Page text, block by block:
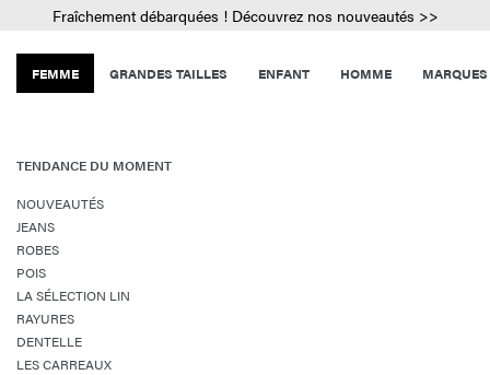
Fraîchement débarquées ! Découvrez nos nouveautés >>
FEMME GRANDES TAILLES ENFANT HOMME MARQUES
TENDANCE DU MOMENT
NOUVEAUTÉS
JEANS
ROBES
POIS
LA SÉLECTION LIN
RAYURES
DENTELLE
LES CARREAUX